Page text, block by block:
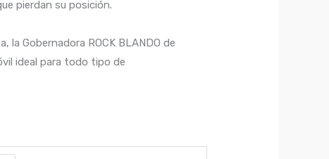
pierdan su posición.
la Gobernadora ROCK BLANDO de
ideal para todo tipo de